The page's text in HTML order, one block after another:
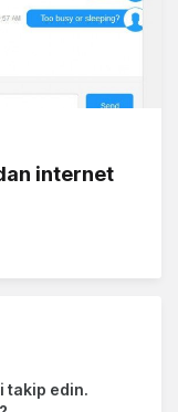
internet
takip edin.